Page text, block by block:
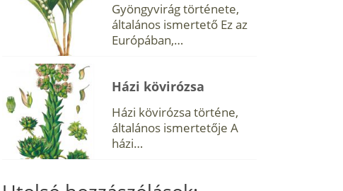
Gyöngyvirág története,
általános ismertető Ez az
Európában,…
Házi kövirózsa
Házi kövirózsa történe,
általános ismertetője A
házi…